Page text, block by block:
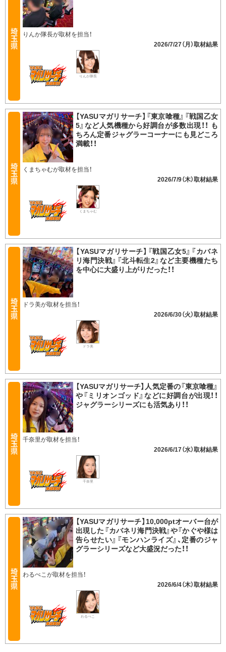
りんか隊長が取材を担当！
2026/7/27（月）
りんか隊長
【YASUマガリサーチ】『東京喰種』『戦国乙女
5』など人気機種から好調台が多数出現！！ も
ちろん定番ジャグラーコーナーにも見どころ
満載！！
くまちゃむが取材を担当！
2026/7/9（木）
くまちゃむ
【YASUマガリサーチ】『戦国乙女5』『カバネ
リ海門決戦』『北斗転生2』など主要機種たち
を中心に大盛り上がりだった！！
ドラ美が取材を担当！
2026/6/30（火）
ドラ美
【YASUマガリサーチ】人気定番の『東京喰種』
や『ミリオンゴッド』などに好調台が出現！！
ジャグラーシリーズにも活気あり！！
千奈里が取材を担当！
2026/6/17（水）
千奈里
【YASUマガリサーチ】10,000ptオーバー台が
出現した『カバネリ海門決戦』や『かぐや様は
告らせたい』『モンハンライズ』、定番のジャ
グラーシリーズなど大盛況だった！！
わるぺこが取材を担当！
2026/6/4（木）
わるぺこ